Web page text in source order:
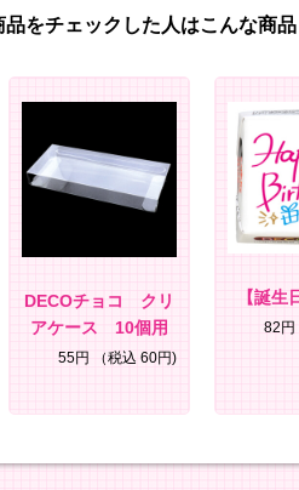
品をチェックした人はこんな商
DECOチョコ クリ
アケース 10個用
55円 （税込 60円)
【誕生
82円